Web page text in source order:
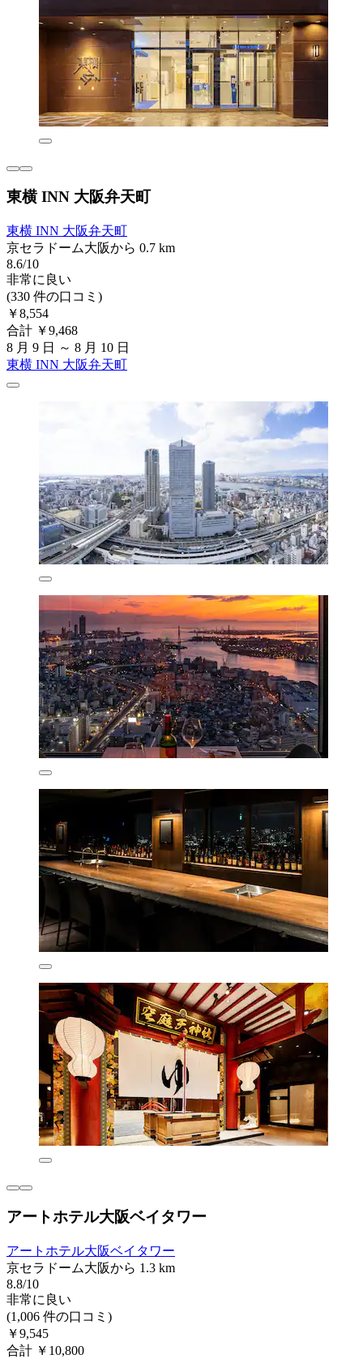
東横 INN 大阪弁天町
東横 INN 大阪弁天町
京セラドーム大阪から 0.7 km
8.6/10
非常に良い
(330 件の口コミ)
￥8,554
合計 ￥9,468
8 月 9 日 ～ 8 月 10 日
東横 INN 大阪弁天町
アートホテル大阪ベイタワー
アートホテル大阪ベイタワー
京セラドーム大阪から 1.3 km
8.8/10
非常に良い
(1,006 件の口コミ)
￥9,545
合計 ￥10,800